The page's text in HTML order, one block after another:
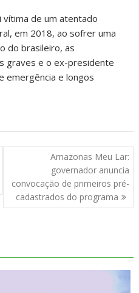
vítima de um atentado
em 2018, ao sofrer uma
do brasileiro, as
graves e o ex-presidente
emergência e longos
Amazonas Meu Lar:
governador anuncia
convocação de primeiros pré-
cadastrados do programa